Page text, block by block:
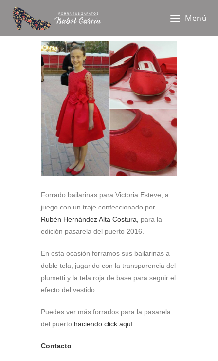
Menú
Forrado bailarinas para Victoria Esteve, a
juego con un traje confeccionado por
Rubén Hernández Alta Costura,
para la
edición pasarela del puerto 2016.
En esta ocasión forramos sus bailarinas a
doble tela, jugando con la transparencia del
plumetti y la tela roja de base para seguir el
efecto del vestido.
Puedes ver más forrados para la pasarela
del puerto haciendo click aquí.
Contacto